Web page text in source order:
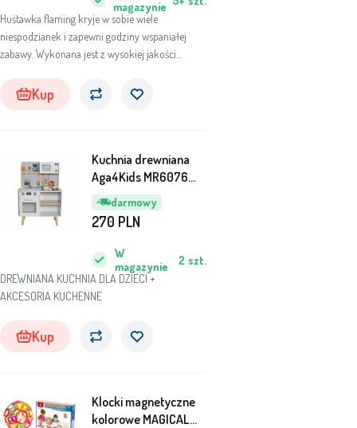
Huśtawka flaming kryje w sobie wiele
niespodzianek i zapewni godziny wspaniałej
zabawy. Wykonana jest z wysokiej jakości
zapewnić mu jak najwięcej radości i komfortu.
magazynie
Kup
darmowy
Kuchnia drewniana
Aga4Kids MR6076
szara
DREWNIANA KUCHNIA DLA DZIECI +
AKCESORIA KUCHENNE
W
magazynie
2 szt.
270 PLN
Kup
Klocki magnetyczne
kolorowe MAGICAL